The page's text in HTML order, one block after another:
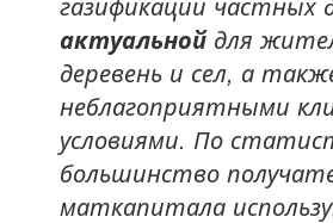
газификации частных
актуальной для
деревень и сел, а
неблагоприятными
условиями. По
большинство
маткапитала